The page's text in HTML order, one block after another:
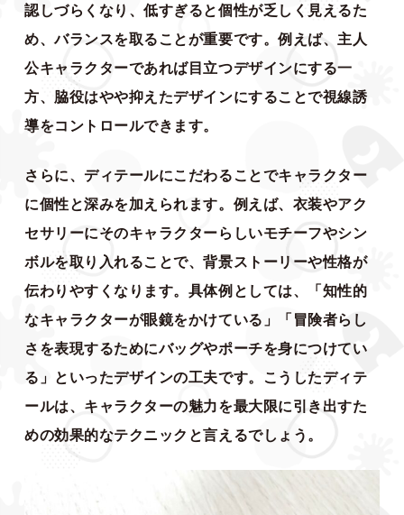
認しづらくなり、低すぎると個性が乏しく見えるた
め、バランスを取ることが重要です。例えば、主人
公キャラクターであれば目立つデザインにする一
方、脇役はやや抑えたデザインにすることで視線誘
導をコントロールできます。
さらに、ディテールにこだわることでキャラクター
に個性と深みを加えられます。例えば、衣装やアク
セサリーにそのキャラクターらしいモチーフやシン
ボルを取り入れることで、背景ストーリーや性格が
伝わりやすくなります。具体例としては、「知性的
なキャラクターが眼鏡をかけている」「冒険者らし
さを表現するためにバッグやポーチを身につけてい
る」といったデザインの工夫です。こうしたディテ
ールは、キャラクターの魅力を最大限に引き出すた
めの効果的なテクニックと言えるでしょう。